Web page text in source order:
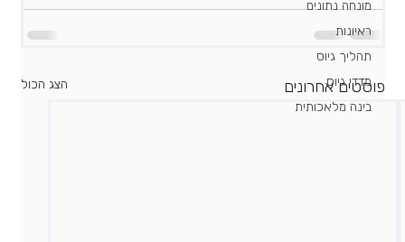
מונחה נתונים
ראיונות
תהליך גיוס
מדדי גיוס
בינה מלאכותית
פוסטים אחרונים הצג הכול